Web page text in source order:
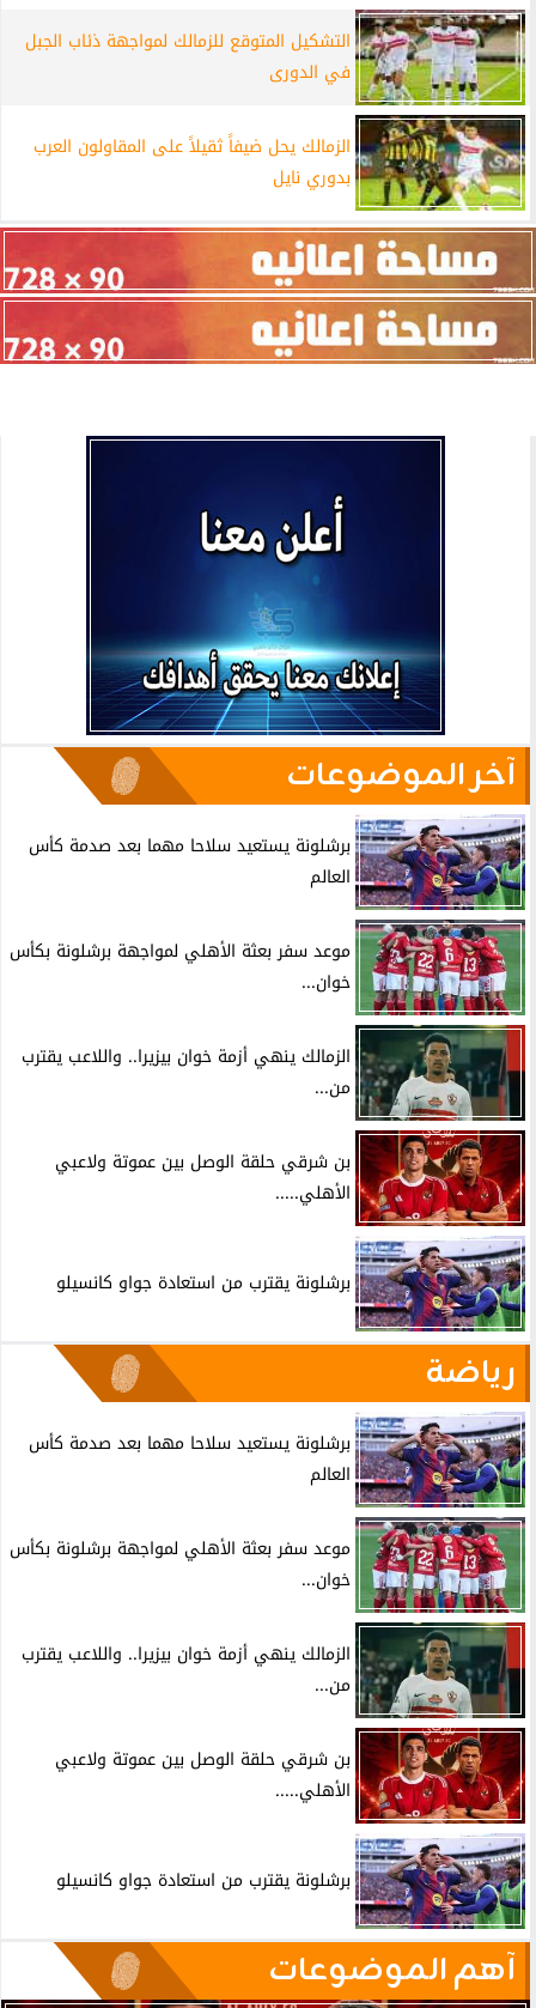
التشكيل المتوقع للزمالك لمواجهة ذئاب الجبل
في الدورى
الزمالك يحل ضيفاً ثقيلاً على المقاولون العرب
بدوري نايل
آخر الموضوعات
برشلونة يستعيد سلاحا مهما بعد صدمة كأس
العالم
موعد سفر بعثة الأهلي لمواجهة برشلونة بكأس
خوان...
الزمالك ينهي أزمة خوان بيزيرا.. واللاعب يقترب
من...
بن شرقي حلقة الوصل بين عموتة ولاعبي
الأهلي.....
برشلونة يقترب من استعادة جواو كانسيلو
رياضة
برشلونة يستعيد سلاحا مهما بعد صدمة كأس
العالم
موعد سفر بعثة الأهلي لمواجهة برشلونة بكأس
خوان...
الزمالك ينهي أزمة خوان بيزيرا.. واللاعب يقترب
من...
بن شرقي حلقة الوصل بين عموتة ولاعبي
الأهلي.....
برشلونة يقترب من استعادة جواو كانسيلو
آهم الموضوعات